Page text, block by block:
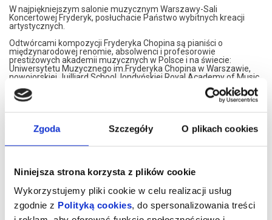
Zgoda Szczegóły O plikach cookies
Niniejsza strona korzysta z plików cookie
Wykorzystujemy pliki cookie w celu realizacji usług
zgodnie z Polityką cookies, do spersonalizowania treści
W najpiękniejszym salonie muzycznym Warszawy-Sali
Koncertowej Fryderyk, posłuchacie Państwo wybitnych kreacji
artystycznych.
Odtwórcami kompozycji Fryderyka Chopina są pianiści o
międzynarodowej renomie, absolwenci i profesorowie
prestiżowych akademii muzycznych w Polsce i na świecie:
Uniwersytetu Muzycznego im.Fryderyka Chopina w Warszawie,
nowojorskiej Juilliard School, londyńskiej Royal Academy of Music,
Konserwatorium w Moskwie czy francuskiego Conservatoire de
Paris.
Nasi artyści przedstawiają własne interpretacje utworów
Jego kompozycje.
Artyści graja na znakomitym, koncertowym fortepianie Steinway,
Koncerty maja formę XIX spotkań muzycznych. Wnętrze,
inspirowane jest XIX wiekiem, stąd eleganckie, kryształowe
żyrandole i stylowe dodatki XIX wiecznych designerów. Sala
Koncertowa Fryderyk została uznana za najpiękniejszą sale
kameralną w Warszawie.